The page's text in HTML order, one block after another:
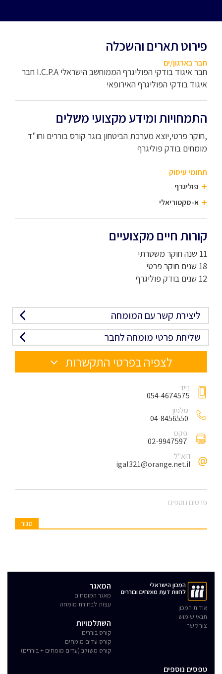
פירוט תארים והשכלה
חבר בארגון/ים
חבר איגוד בודקי הפוליגרף הממוחשב הישראלי I.C.P.A חבר
איגוד בודקי הפוליגרף האירופאי
התמחויות ומידע מקצועי משלים
,חוקר פרטי,יוצא מערכת הביטחון בוגר קורס בוררים וחו"ד
מומחים בודק פוליגרף
תחומי עיסוק
פוליגרף
א-סקטוריאלי
קורות חיים מקצועיים
11 שנה חוקר משטרתי
18 שנים חוקר פרטי
12 שנים בודק פוליגרף
ליצירת קשר עם המומחה
שליחת פרטי מומחה לחבר
לצפיה בפרטי התקשרות
נייד
054-4674575
טלפון
04-8456550
פקס
02-9947597
דוא"ל
igal321@orange.net.il
פרטים נוספים
סגור
המכון הישראלי
לחוות דעת מומחים ובוררים
אודות המכון
תנאי שימוש
צור קשר
המאגר
מאגר המומחים
עצות לבחירת מומחה
השתלמויות
קורס בוררים
קורס עדים מומחים
קורס משולב (עדים מומחים + בוררים)
טפסים נוספים